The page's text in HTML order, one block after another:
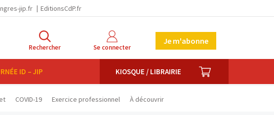
jip.fr EditionsCdP.fr
Rechercher Se connecter
Je m'abonne
ID – JIP KIOSQUE / LIBRAIRIE PANIER
COVID-19 Exercice professionnel À découvrir